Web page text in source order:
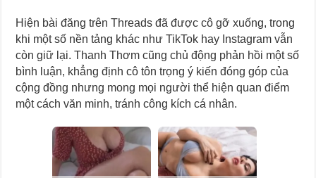
Hiện bài đăng trên Threads đã được cô gỡ xuống, trong
khi một số nền tảng khác như TikTok hay Instagram vẫn
còn giữ lại. Thanh Thơm cũng chủ động phản hồi một số
bình luận, khẳng định cô tôn trọng ý kiến đóng góp của
cộng đồng nhưng mong mọi người thể hiện quan điểm
một cách văn minh, tránh công kích cá nhân.